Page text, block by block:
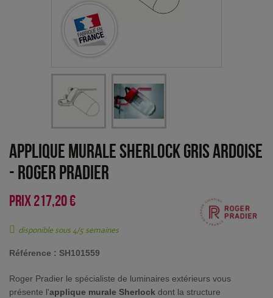
Applique murale Sherlock Gris ardoise
- Roger Pradier
PRIX217,20 €
disponible sous 4/5 semaines
Référence : SH101559
Roger Pradier le spécialiste de luminaires extérieurs vous
présente l'applique murale Sherlock dont la structure